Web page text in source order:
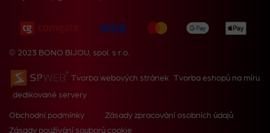
© 2023 BONO BIJOU, spol. s r.o.
Tvorba webových stránek Tvorba eshopů na míru
dedikované servery
Obchodní podmínky
Zásady zpracování osobních údajů
Zásady používání souborů cookie